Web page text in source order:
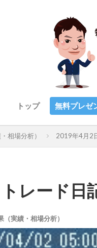
トップ 無料プレ
相場分析） 2019年4月2
レード日
（実績・相場分析）